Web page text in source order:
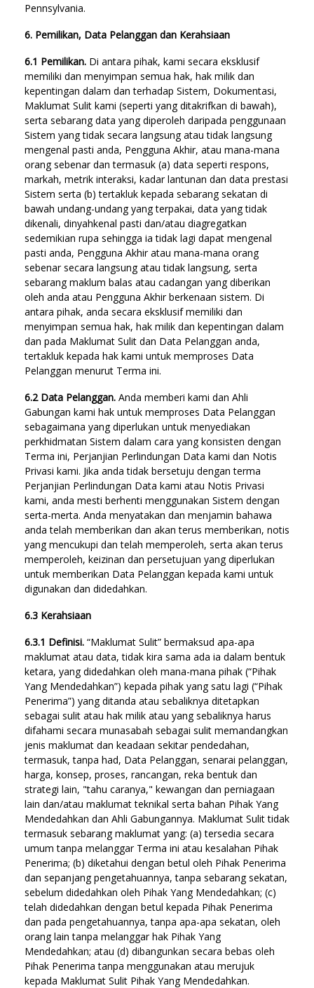
Pennsylvania.
6. Pemilikan, Data Pelanggan dan Kerahsiaan
6.1 Pemilikan. Di antara pihak, kami secara eksklusif
memiliki dan menyimpan semua hak, hak milik dan
kepentingan dalam dan terhadap Sistem, Dokumentasi,
Maklumat Sulit kami (seperti yang ditakrifkan di bawah),
serta sebarang data yang diperoleh daripada penggunaan
Sistem yang tidak secara langsung atau tidak langsung
mengenal pasti anda, Pengguna Akhir, atau mana-mana
orang sebenar dan termasuk (a) data seperti respons,
markah, metrik interaksi, kadar lantunan dan data prestasi
Sistem serta (b) tertakluk kepada sebarang sekatan di
bawah undang-undang yang terpakai, data yang tidak
dikenali, dinyahkenal pasti dan/atau diagregatkan
sedemikian rupa sehingga ia tidak lagi dapat mengenal
pasti anda, Pengguna Akhir atau mana-mana orang
sebenar secara langsung atau tidak langsung, serta
sebarang maklum balas atau cadangan yang diberikan
oleh anda atau Pengguna Akhir berkenaan sistem. Di
antara pihak, anda secara eksklusif memiliki dan
menyimpan semua hak, hak milik dan kepentingan dalam
dan pada Maklumat Sulit dan Data Pelanggan anda,
tertakluk kepada hak kami untuk memproses Data
Pelanggan menurut Terma ini.
6.2 Data Pelanggan. Anda memberi kami dan Ahli
Gabungan kami hak untuk memproses Data Pelanggan
sebagaimana yang diperlukan untuk menyediakan
perkhidmatan Sistem dalam cara yang konsisten dengan
Terma ini, Perjanjian Perlindungan Data kami dan Notis
Privasi kami. Jika anda tidak bersetuju dengan terma
Perjanjian Perlindungan Data kami atau Notis Privasi
kami, anda mesti berhenti menggunakan Sistem dengan
serta-merta. Anda menyatakan dan menjamin bahawa
anda telah memberikan dan akan terus memberikan, notis
yang mencukupi dan telah memperoleh, serta akan terus
memperoleh, keizinan dan persetujuan yang diperlukan
untuk memberikan Data Pelanggan kepada kami untuk
digunakan dan didedahkan.
6.3 Kerahsiaan
6.3.1 Definisi. “Maklumat Sulit” bermaksud apa-apa
maklumat atau data, tidak kira sama ada ia dalam bentuk
ketara, yang didedahkan oleh mana-mana pihak (“Pihak
Yang Mendedahkan”) kepada pihak yang satu lagi (“Pihak
Penerima”) yang ditanda atau sebaliknya ditetapkan
sebagai sulit atau hak milik atau yang sebaliknya harus
difahami secara munasabah sebagai sulit memandangkan
jenis maklumat dan keadaan sekitar pendedahan,
termasuk, tanpa had, Data Pelanggan, senarai pelanggan,
harga, konsep, proses, rancangan, reka bentuk dan
strategi lain, "tahu caranya," kewangan dan perniagaan
lain dan/atau maklumat teknikal serta bahan Pihak Yang
Mendedahkan dan Ahli Gabungannya. Maklumat Sulit tidak
termasuk sebarang maklumat yang: (a) tersedia secara
umum tanpa melanggar Terma ini atau kesalahan Pihak
Penerima; (b) diketahui dengan betul oleh Pihak Penerima
dan sepanjang pengetahuannya, tanpa sebarang sekatan,
sebelum didedahkan oleh Pihak Yang Mendedahkan; (c)
telah didedahkan dengan betul kepada Pihak Penerima
dan pada pengetahuannya, tanpa apa-apa sekatan, oleh
orang lain tanpa melanggar hak Pihak Yang
Mendedahkan; atau (d) dibangunkan secara bebas oleh
Pihak Penerima tanpa menggunakan atau merujuk
kepada Maklumat Sulit Pihak Yang Mendedahkan.